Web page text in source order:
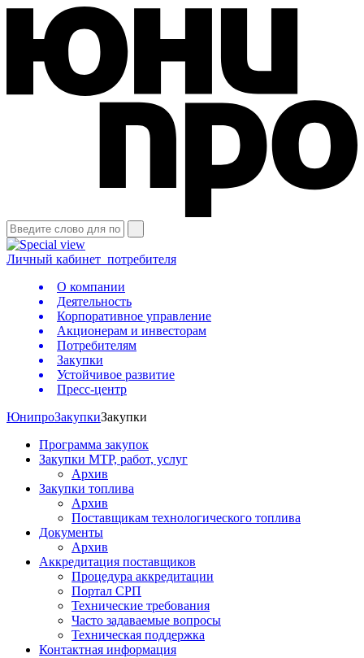
Личный кабинет потребителя
О компании
Деятельность
Корпоративное управление
Акционерам и инвесторам
Потребителям
Закупки
Устойчивое развитие
Пресс-центр
ЮнипроЗакупкиЗакупки
Программа закупок
Закупки МТР, работ, услуг
Архив
Закупки топлива
Архив
Поставщикам технологического топлива
Документы
Архив
Аккредитация поставщиков
Процедура аккредитации
Портал СРП
Технические требования
Часто задаваемые вопросы
Техническая поддержка
Контактная информация